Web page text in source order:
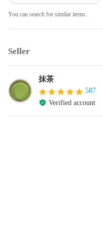
You can search for similar items.
Seller
抹茶
587
Verified account